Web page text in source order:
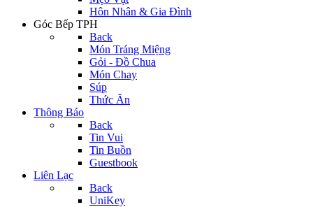
Hôn Nhân & Gia Đình
Góc Bếp TPH
Back
Món Tráng Miệng
Gỏi - Đồ Chua
Món Chay
Súp
Thức Ăn
Thông Báo
Back
Tin Vui
Tin Buồn
Guestbook
Liên Lạc
Back
UniKey